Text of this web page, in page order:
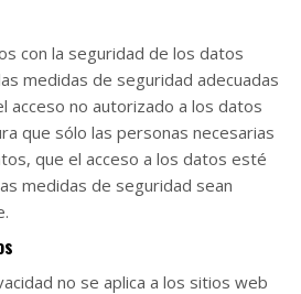
con la seguridad de los datos
medidas de seguridad adecuadas
acceso no autorizado a los datos
que sólo las personas necesarias
que el acceso a los datos esté
medidas de seguridad sean
no se aplica a los sitios web